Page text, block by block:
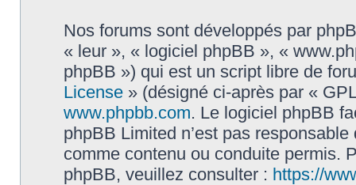
Nos forums sont développés par
« leur », « logiciel phpBB », «
phpBB ») qui est un script libre de
License » (désigné ci-après par «
www.phpbb.com. Le logiciel phpBB
phpBB Limited n’est pas
comme contenu ou conduite permis.
phpBB, veuillez consulter : https://